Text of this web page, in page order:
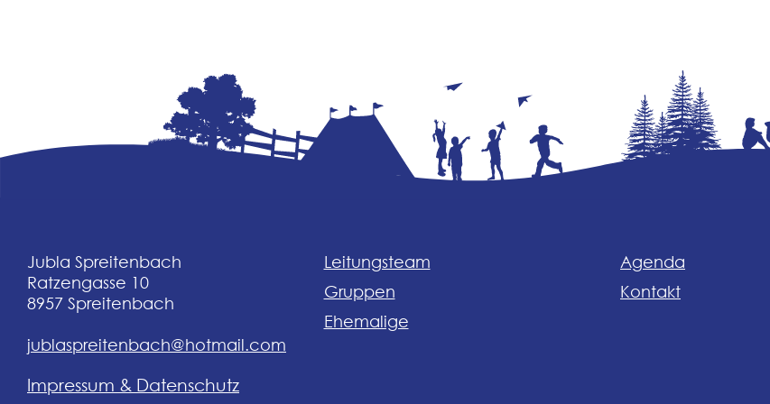
Jubla Spreitenbach
Ratzengasse 10
8957 Spreitenbach
jublaspreitenbach@hotmail.com
Leitungsteam
Gruppen
Ehemalige
Agenda
Kontakt
Impressum & Datenschutz